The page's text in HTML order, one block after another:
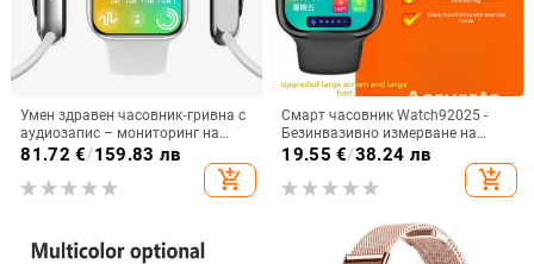
Умен здравен часовник‑гривна с
аудиозапис – мониторинг на
сърдечен ритъм, кръвно
налягане, кислород в кръвта и
кръвна захар
81.72 €/159.83 лв
add_shopping_cart
Смарт часовник Watch92025 -
Безинвазивно измерване на
кръвната захар, кръвно налягане,
сърдечен ритъм, кръвни липиди и
пикочна киселина
19.55 €/38.24 лв
add_shopping_cart